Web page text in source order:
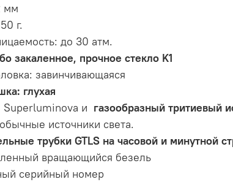
мм
г.
до 30 атм.
закаленное, прочное стекло K1
завинчивающаяся
глухая
и газообразный тритиевый
источники света.
трубки GTLS на часовой и минутной
вращающийся безель
серийный номер